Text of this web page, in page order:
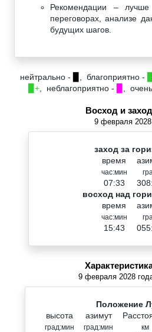
Рекомендации – лучше
переговорах, анализе
будущих шагов.
нейтрально - , благоприятно -
▉+, неблагоприятно - ,
Восход и
9 февраля 2028
заход за
время
час:мин
07:33
восход над
время
час:мин
15:43
9 февраля 2028
Положение
высота
град:мин
азимут
град:мин км